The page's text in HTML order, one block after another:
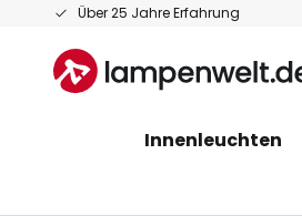
Über 25 Jahre Erfahrung
Zum
springen
Innenleuchten